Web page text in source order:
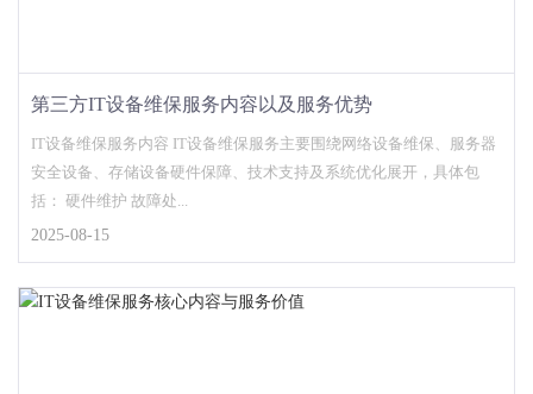
第三方IT设备维保服务内容以及服务优势
IT设备维保服务内容 IT设备维保服务主要围绕网络设备维保、服务器
安全设备、存储设备硬件保障、技术支持及系统优化展开，具体包
括： 硬件维护 故障处...
2025-08-15